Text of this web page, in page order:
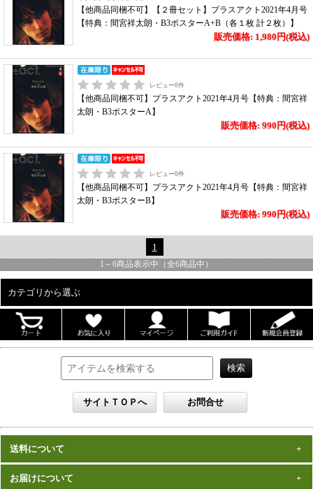
【他商品同梱不可】【２冊セット】プラスアクト2021年4月号
【特典：間宮祥太朗・B3ポスターA+B（各１枚 計２枚）】
販売価格: 1,980円(税込)
レビュー0件
【他商品同梱不可】プラスアクト2021年4月号【特典：間宮祥
太朗・B3ポスターA】
販売価格: 990円(税込)
レビュー0件
【他商品同梱不可】プラスアクト2021年4月号【特典：間宮祥
太朗・B3ポスターB】
販売価格: 990円(税込)
1
1 ～ 6商品表示中（全6商品中）
カテゴリから選ぶ
ALL
男性写真集
雑誌
送料について
数量、価格に関わらず
お届けについて